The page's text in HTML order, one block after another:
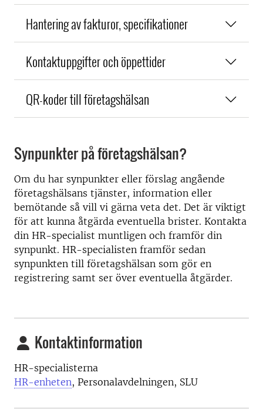
Hantering av fakturor, specifikationer
Kontaktuppgifter och öppettider
QR-koder till företagshälsan
Synpunkter på företagshälsan?
Om du har synpunkter eller förslag angående
företagshälsans tjänster, information eller
bemötande så vill vi gärna veta det. Det är viktigt
för att kunna åtgärda eventuella brister. Kontakta
din HR-specialist muntligen och framför din
synpunkt. HR-specialisten framför sedan
synpunkten till företagshälsan som gör en
registrering samt ser över eventuella åtgärder.
Kontaktinformation
HR-specialisterna
HR-enheten, Personalavdelningen, SLU